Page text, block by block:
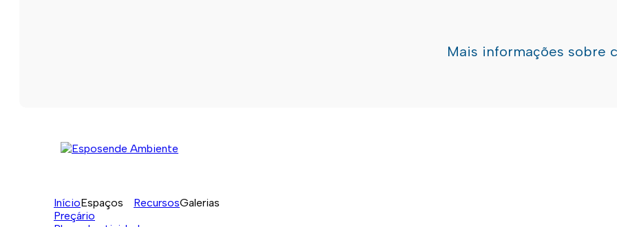
Mais informações sobre
InícioEspaços RecursosGalerias
Preçário